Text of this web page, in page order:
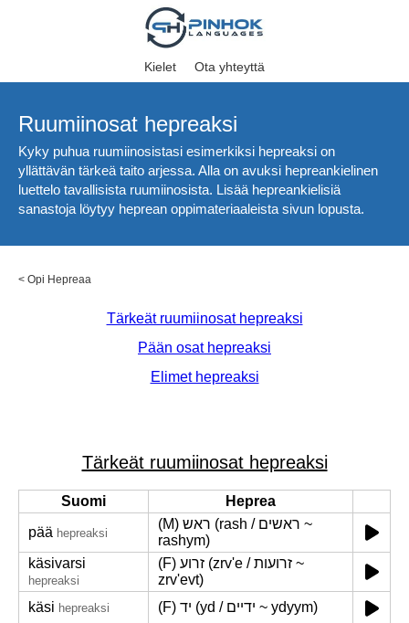
Kielet Ota yhteyttä
Ruumiinosat hepreaksi
Kyky puhua ruumiinosistasi esimerkiksi hepreaksi on
yllättävän tärkeä taito arjessa. Alla on avuksi hepreankielinen
luettelo tavallisista ruumiinosista. Lisää hepreankielisiä
sanastoja löytyy heprean oppimateriaaleista sivun lopusta.
< Opi Hepreaa
Tärkeät ruumiinosat hepreaksi
Pään osat hepreaksi
Elimet hepreaksi
Tärkeät ruumiinosat hepreaksi
Suomi
Heprea
pää hepreaksi
(M) ראש (rash / ראשים ~
rashym)
käsivarsi
hepreaksi
(F) זרוע (zrv'e / זרועות ~
zrv'evt)
käsi hepreaksi (F) יד (yd / ידיים ~ ydyym)